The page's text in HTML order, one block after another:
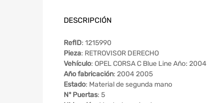
DESCRIPCIÓN
RefID: 1215990
Pieza: RETROVISOR DERECHO
Vehículo: OPEL CORSA C Blue Line Año: 2004
Año fabricación: 2004 2005
Estado: Material de segunda mano
Nº Puertas: 5